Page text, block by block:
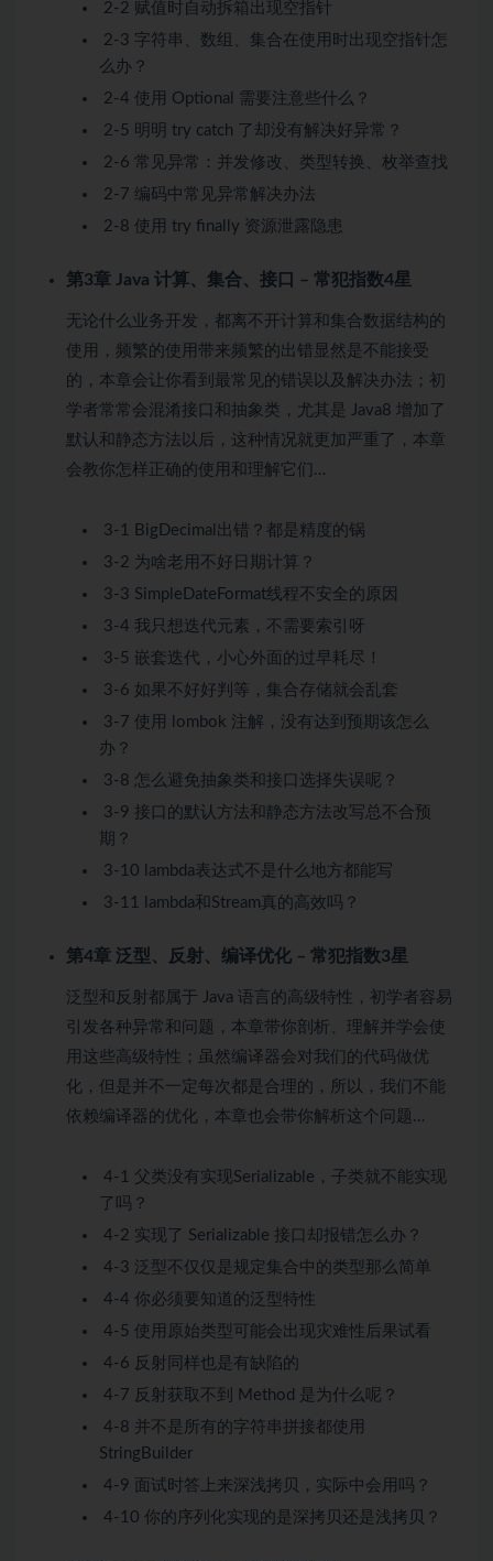
2-2 赋值时自动拆箱出现空指针
2-3 字符串、数组、集合在使用时出现空指针怎
么办？
2-4 使用 Optional 需要注意些什么？
2-5 明明 try catch 了却没有解决好异常？
2-6 常见异常：并发修改、类型转换、枚举查找
2-7 编码中常见异常解决办法
2-8 使用 try finally 资源泄露隐患
第3章 Java 计算、集合、接口 – 常犯指数4星
无论什么业务开发，都离不开计算和集合数据结构的
使用，频繁的使用带来频繁的出错显然是不能接受
的，本章会让你看到最常见的错误以及解决办法；初
学者常常会混淆接口和抽象类，尤其是 Java8 增加了
默认和静态方法以后，这种情况就更加严重了，本章
会教你怎样正确的使用和理解它们…
3-1 BigDecimal出错？都是精度的锅
3-2 为啥老用不好日期计算？
3-3 SimpleDateFormat线程不安全的原因
3-4 我只想迭代元素，不需要索引呀
3-5 嵌套迭代，小心外面的过早耗尽！
3-6 如果不好好判等，集合存储就会乱套
3-7 使用 lombok 注解，没有达到预期该怎么
办？
3-8 怎么避免抽象类和接口选择失误呢？
3-9 接口的默认方法和静态方法改写总不合预
期？
3-10 lambda表达式不是什么地方都能写
3-11 lambda和Stream真的高效吗？
第4章 泛型、反射、编译优化 – 常犯指数3星
泛型和反射都属于 Java 语言的高级特性，初学者容易
引发各种异常和问题，本章带你剖析、理解并学会使
用这些高级特性；虽然编译器会对我们的代码做优
化，但是并不一定每次都是合理的，所以，我们不能
依赖编译器的优化，本章也会带你解析这个问题…
4-1 父类没有实现Serializable，子类就不能实现
了吗？
4-2 实现了 Serializable 接口却报错怎么办？
4-3 泛型不仅仅是规定集合中的类型那么简单
4-4 你必须要知道的泛型特性
4-5 使用原始类型可能会出现灾难性后果试看
4-6 反射同样也是有缺陷的
4-7 反射获取不到 Method 是为什么呢？
4-8 并不是所有的字符串拼接都使用
StringBuilder
4-9 面试时答上来深浅拷贝，实际中会用吗？
4-10 你的序列化实现的是深拷贝还是浅拷贝？